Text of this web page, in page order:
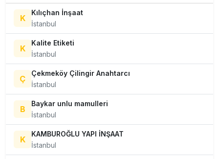
K
Kılıçhan İnşaat
İstanbul
K
Kalite Etiketi
İstanbul
Ç
Çekmeköy Çilingir Anahtarcı
İstanbul
B
Baykar unlu mamulleri
İstanbul
K
KAMBUROĞLU YAPI İNŞAAT
İstanbul